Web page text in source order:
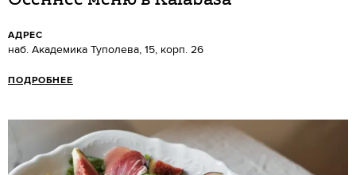
АДРЕС
наб. Академика Туполева, 15, корп. 26
ПОДРОБНЕЕ